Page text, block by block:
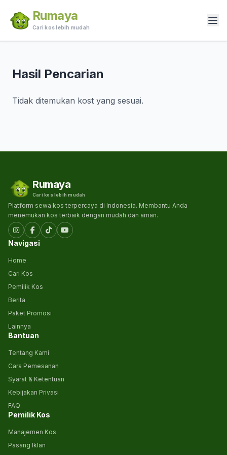
Rumaya
Cari kos lebih mudah
Hasil Pencarian
Tidak ditemukan kost yang sesuai.
Rumaya
Cari kos lebih mudah
Platform sewa kos terpercaya di Indonesia. Membantu Anda
menemukan kos terbaik dengan mudah dan aman.
Navigasi
Home
Cari Kos
Pemilik Kos
Berita
Paket Promosi
Lainnya
Bantuan
Tentang Kami
Cara Pemesanan
Syarat & Ketentuan
Kebijakan Privasi
FAQ
Pemilik Kos
Manajemen Kos
Pasang Iklan